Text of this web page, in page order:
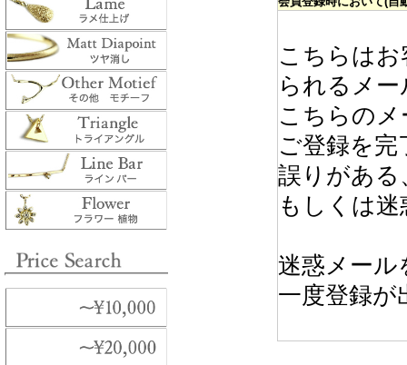
こちらは
られるメ
こちらの
ご登録を
誤りがある
もしくは
迷惑メール
一度登録が